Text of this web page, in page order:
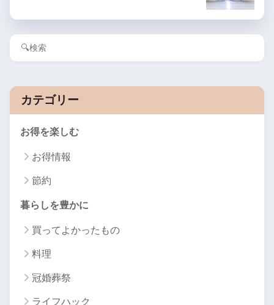
カテゴリー
お得を楽しむ
お得情報
節約
暮らしを豊かに
買ってよかったもの
料理
冠婚葬祭
ライフハック